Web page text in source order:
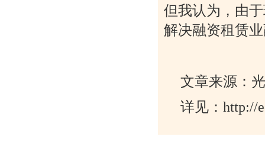
但我认为，由
解决融资租赁
文章来源：
详见：http://